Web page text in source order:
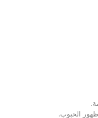
ظهور الحبوب.